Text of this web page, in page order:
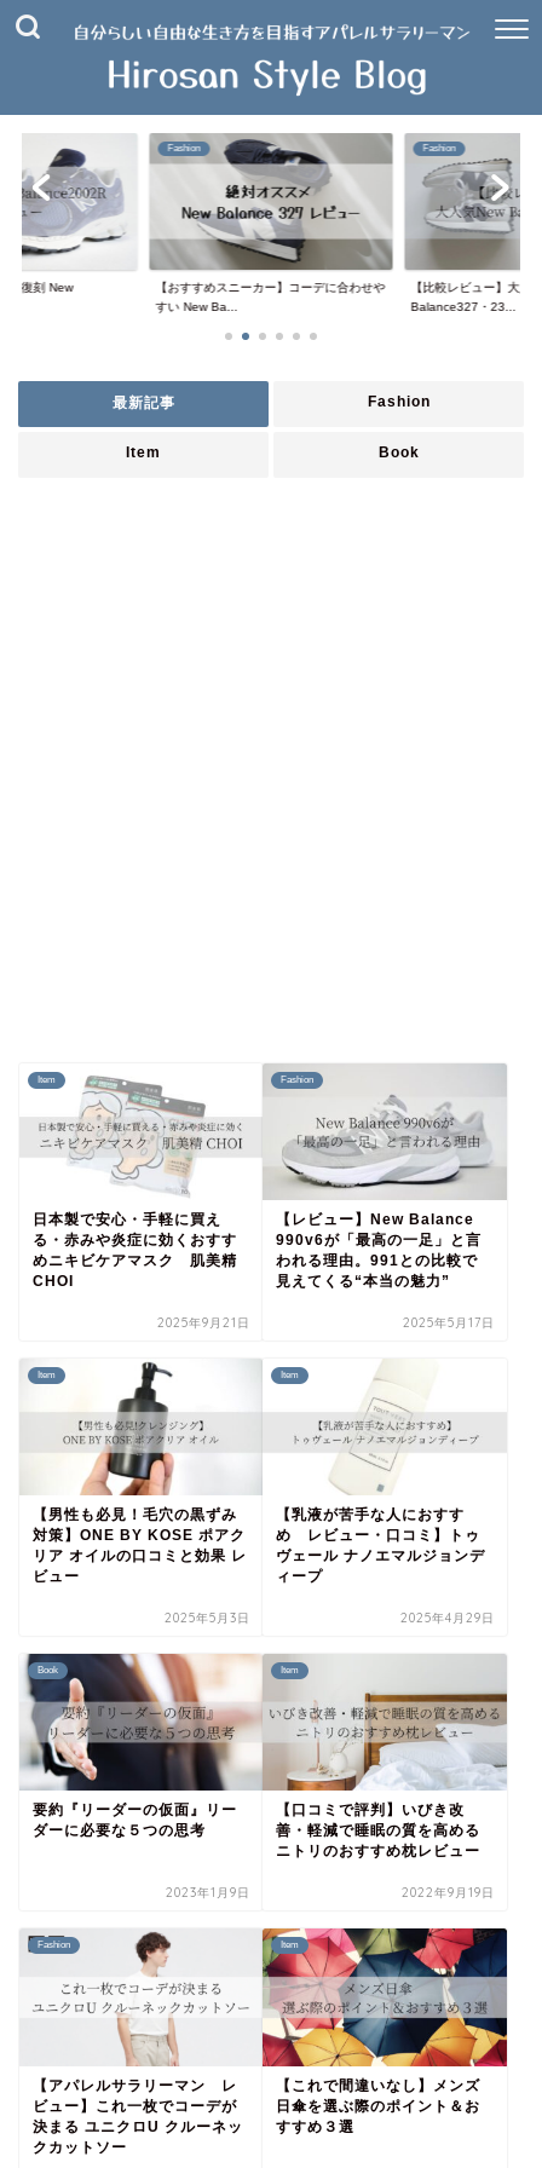
作復刻 New
Fashion
【おすすめスニーカー】コーデに合わせや
すい New Ba...
Fashion
【比較レビュー】大人
Balance327・23...
最新記事 Fashion
Item Book
Item
日本製で安心・手軽に買え
る・赤みや炎症に効くおすす
めニキビケアマスク 肌美精
CHOI
2025年9月21日
Fashion
【レビュー】New Balance
990v6が「最高の一足」と言
われる理由。991との比較で
見えてくる“本当の魅力”
2025年5月17日
Item
【男性も必見！毛穴の黒ずみ
対策】ONE BY KOSE ポアク
リア オイルの口コミと効果 レ
ビュー
2025年5月3日
Item
【乳液が苦手な人におすす
め レビュー・口コミ】トゥ
ヴェール ナノエマルジョンデ
ィープ
2025年4月29日
Book
要約『リーダーの仮面』リー
ダーに必要な５つの思考
2023年1月9日
Item
【口コミで評判】いびき改
善・軽減で睡眠の質を高める
ニトリのおすすめ枕レビュー
2022年9月19日
Fashion
【アパレルサラリーマン レ
ビュー】これ一枚でコーデが
決まる ユニクロU クルーネッ
クカットソー
Item
【これで間違いなし】メンズ
日傘を選ぶ際のポイント＆お
すすめ３選